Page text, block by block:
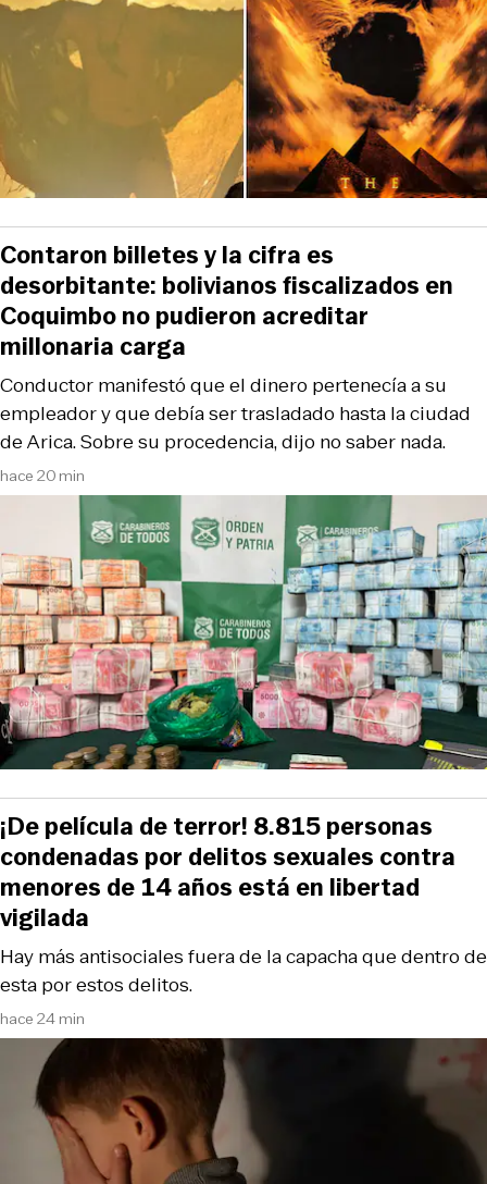
hace 20 min
Conductor manifestó que el dinero pertenecía a su
empleador y que debía ser trasladado hasta la ciudad
de Arica. Sobre su procedencia, dijo no saber nada.
Contaron billetes y la cifra es
desorbitante: bolivianos fiscalizados en
Coquimbo no pudieron acreditar
millonaria carga
hace 24 min
Hay más antisociales fuera de la capacha que dentro de
esta por estos delitos.
¡De película de terror! 8.815 personas
condenadas por delitos sexuales contra
menores de 14 años está en libertad
vigilada